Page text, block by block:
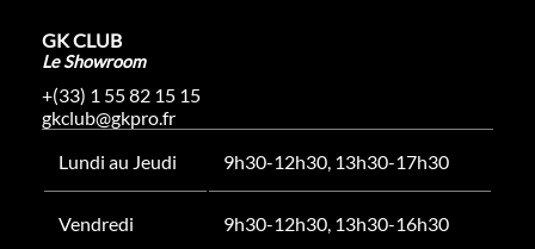
GK CLUB
Le Showroom
+(33) 1 55 82 15 15
gkclub@gkpro.fr
Lundi au Jeudi
9h30-12h30, 13h30-17h30
Vendredi 9h30-12h30, 13h30-16h30